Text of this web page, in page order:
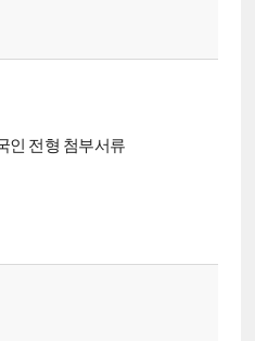
인 전형 첨부서류